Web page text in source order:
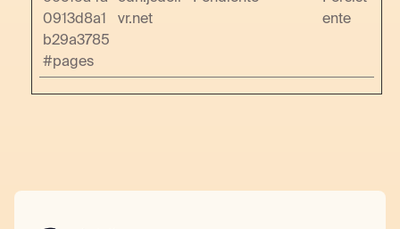
0913d8a1
b29a3785
#pages
vr.net
ente